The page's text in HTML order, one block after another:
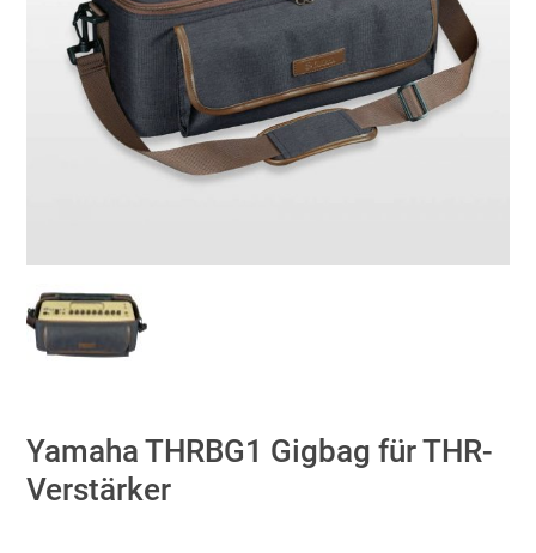
Yamaha THRBG1 Gigbag für THR-
Verstärker